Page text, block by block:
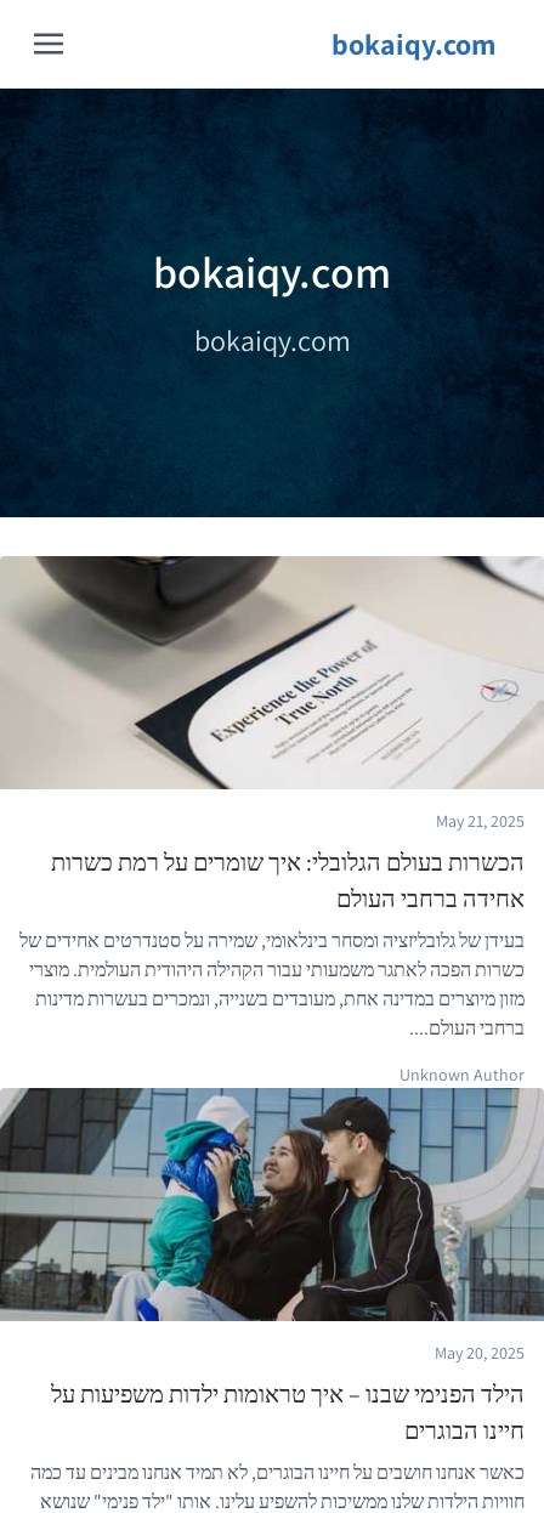
bokaiqy.com
bokaiqy.com
bokaiqy.com
May 21, 2025
הכשרות בעולם הגלובלי: איך שומרים על רמת כשרות
אחידה ברחבי העולם
בעידן של גלובליזציה ומסחר בינלאומי, שמירה על סטנדרטים אחידים של
כשרות הפכה לאתגר משמעותי עבור הקהילה היהודית העולמית. מוצרי
מזון מיוצרים במדינה אחת, מעובדים בשנייה, ונמכרים בעשרות מדינות
ברחבי העולם....
Unknown Author
May 20, 2025
הילד הפנימי שבנו – איך טראומות ילדות משפיעות על
חיינו הבוגרים
כאשר אנחנו חושבים על חיינו הבוגרים, לא תמיד אנחנו מבינים עד כמה
חוויות הילדות שלנו ממשיכות להשפיע עלינו. אותו "ילד פנימי" שנושא